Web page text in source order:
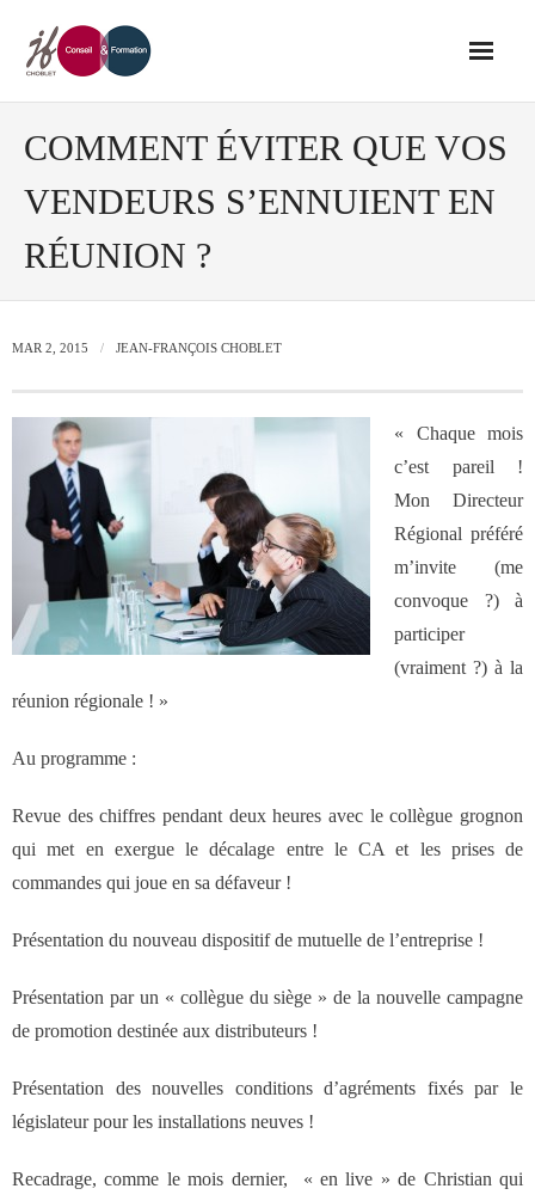
Accueil
Conseil
- Audit de votre réseau de vente
- Conseil en stratégie commerciale
de vente
- Ingénierie des ressources humaines
des réseaux de vente
Formation
- Formations aux techniques de vente
- Formations des managers
commerciaux
- Formations organisationnelles
Dirigeants
Le Cabinet
- Notre valeur ajoutée
COMMENT ÉVITER QUE VOS
VENDEURS S’ENNUIENT EN
RÉUNION ?
MAR 2, 2015 JEAN-FRANÇOIS CHOBLET
« Chaque mois
c’est pareil !
Mon Directeur
Régional préféré
m’invite (me
convoque ?) à
participer
(vraiment ?) à la
réunion régionale ! »
Au programme :
Revue des chiffres pendant deux heures avec le collègue grognon
qui met en exergue le décalage entre le CA et les prises de
commandes qui joue en sa défaveur !
Présentation du nouveau dispositif de mutuelle de l’entreprise !
Présentation par un « collègue du siège » de la nouvelle campagne
de promotion destinée aux distributeurs !
Présentation des nouvelles conditions d’agréments fixés par le
législateur pour les installations neuves !
Recadrage, comme le mois dernier, « en live » de Christian qui